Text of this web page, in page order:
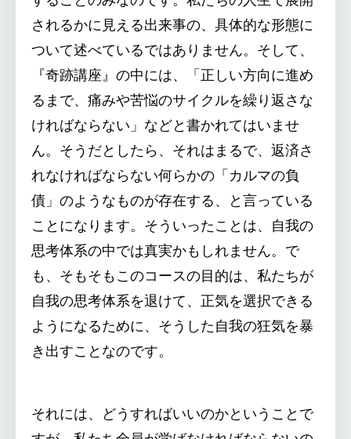
されるかに見える出来事の、具体的な形態に
ついて述べているではありません。そして、
『奇跡講座』の中には、「正しい方向に進め
るまで、痛みや苦悩のサイクルを繰り返さな
ければならない」などと書かれてはいませ
ん。そうだとしたら、それはまるで、返済さ
れなければならない何らかの「カルマの負
債」のようなものが存在する、と言っている
ことになります。そういったことは、自我の
思考体系の中では真実かもしれません。で
も、そもそもこのコースの目的は、私たちが
自我の思考体系を退けて、正気を選択できる
ようになるために、そうした自我の狂気を暴
き出すことなのです。
それには、どうすればいいのかということで